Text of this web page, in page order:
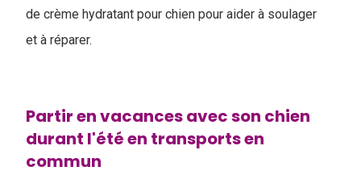
de crème hydratant pour chien pour aider à soulager
et à réparer.
Partir en vacances avec son chien
durant l'été en transports en
commun